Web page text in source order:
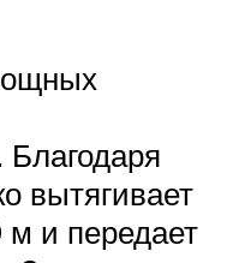
Благодаря
вытягивает
м и передает